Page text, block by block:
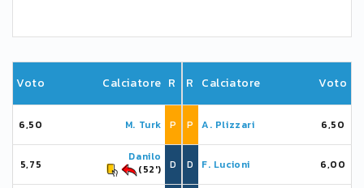
Voto Calciatore R
6,50 M. Turk P
5,75
Danilo
(52')
D
R Calciatore Voto
P A. Plizzari 6,50
D F. Lucioni 6,00